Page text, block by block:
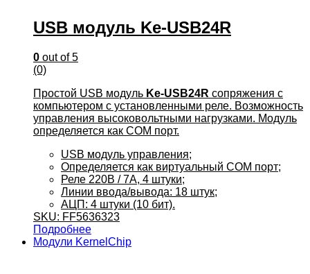
USB модуль Ke-USB24R
0 out of 5
(0)
Простой USB модуль Ke-USB24R сопряжения с
компьютером с установленными реле. Возможность
управления высоковольтными нагрузками. Модуль
определяется как COM порт.
USB модуль управления;
Определяется как виртуальный COM порт;
Реле 220В / 7А, 4 штуки;
Линии ввода/вывода: 18 штук;
АЦП: 4 штуки (10 бит).
SKU: FF5636323
Подробнее
Модули KernelChip